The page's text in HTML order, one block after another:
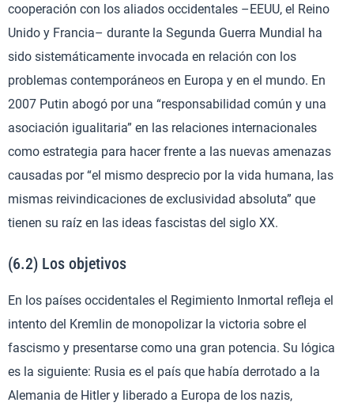
cooperación con los aliados occidentales –EEUU, el Reino
Unido y Francia– durante la Segunda Guerra Mundial ha
sido sistemáticamente invocada en relación con los
problemas contemporáneos en Europa y en el mundo. En
2007 Putin abogó por una “responsabilidad común y una
asociación igualitaria” en las relaciones internacionales
como estrategia para hacer frente a las nuevas amenazas
causadas por “el mismo desprecio por la vida humana, las
mismas reivindicaciones de exclusividad absoluta” que
tienen su raíz en las ideas fascistas del siglo XX.
(6.2) Los objetivos
En los países occidentales el Regimiento Inmortal refleja el
intento del Kremlin de monopolizar la victoria sobre el
fascismo y presentarse como una gran potencia. Su lógica
es la siguiente: Rusia es el país que había derrotado a la
Alemania de Hitler y liberado a Europa de los nazis,